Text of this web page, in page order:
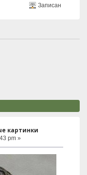
Записан
картинки
pm »